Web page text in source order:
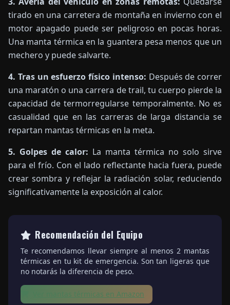
tirado en una carretera de montaña en invierno con el
motor apagado puede ser peligroso en pocas horas.
Una manta térmica en la guantera pesa menos que un
mechero y puede salvarte.
4. Tras un esfuerzo físico intenso: Después de correr
una maratón o una carrera de trail, tu cuerpo pierde la
capacidad de termorregularse temporalmente. No es
casualidad que en las carreras de larga distancia se
repartan mantas térmicas en la meta.
5. Golpes de calor: La manta térmica no solo sirve
para el frío. Con el lado reflectante hacia fuera, puede
crear sombra y reflejar la radiación solar, reduciendo
significativamente la exposición al calor.
Recomendación del Equipo
Te recomendamos llevar siempre al menos 2 mantas
térmicas en tu kit de emergencia. Son tan ligeras que
no notarás la diferencia de peso.
Ver mantas térmicas en Amazon